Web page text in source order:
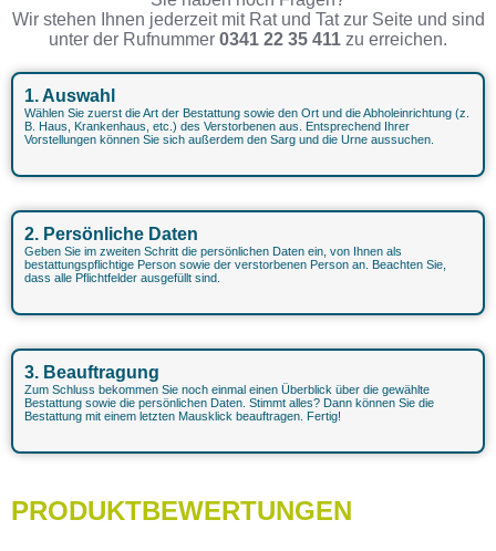
Wir stehen Ihnen jederzeit mit Rat und Tat zur Seite und sind
unter der Rufnummer 0341 22 35 411 zu erreichen.
1. Auswahl
Wählen Sie zuerst die Art der Bestattung sowie den Ort und die Abholeinrichtung (z.
B. Haus, Krankenhaus, etc.) des Verstorbenen aus. Entsprechend Ihrer
Vorstellungen können Sie sich außerdem den Sarg und die Urne aussuchen.
2. Persönliche Daten
Geben Sie im zweiten Schritt die persönlichen Daten ein, von Ihnen als
bestattungspflichtige Person sowie der verstorbenen Person an. Beachten Sie,
dass alle Pflichtfelder ausgefüllt sind.
3. Beauftragung
Zum Schluss bekommen Sie noch einmal einen Überblick über die gewählte
Bestattung sowie die persönlichen Daten. Stimmt alles? Dann können Sie die
Bestattung mit einem letzten Mausklick beauftragen. Fertig!
PRODUKTBEWERTUNGEN